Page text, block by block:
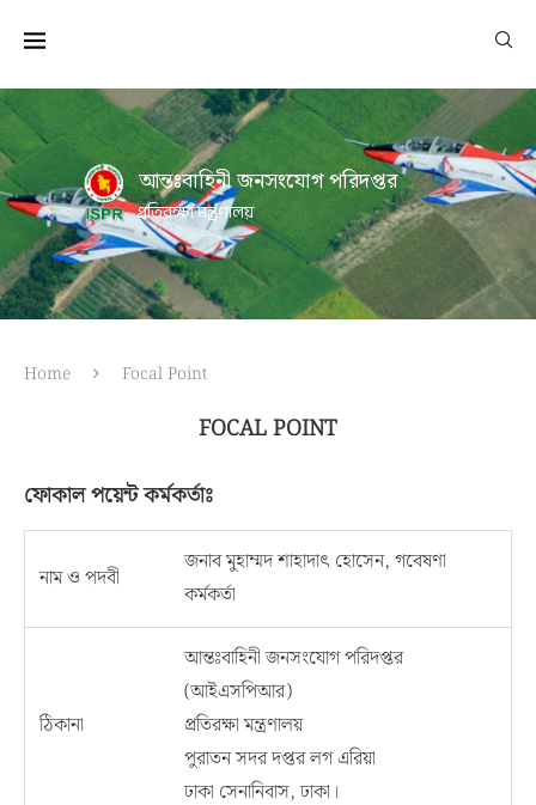
আন্তঃবাহিনী জনসংযোগ পরিদপ্তর
প্রতিরক্ষা মন্ত্রণালয়
Home Focal Point
FOCAL POINT
ফোকাল পয়েন্ট কর্মকর্তাঃ
নাম ও পদবী
জনাব মুহাম্মদ শাহাদাৎ হোসেন, গবেষণা
কর্মকর্তা
ঠিকানা
আন্তঃবাহিনী জনসংযোগ পরিদপ্তর
(আইএসপিআর)
প্রতিরক্ষা মন্ত্রণালয়
পুরাতন সদর দপ্তর লগ এরিয়া
ঢাকা সেনানিবাস, ঢাকা।